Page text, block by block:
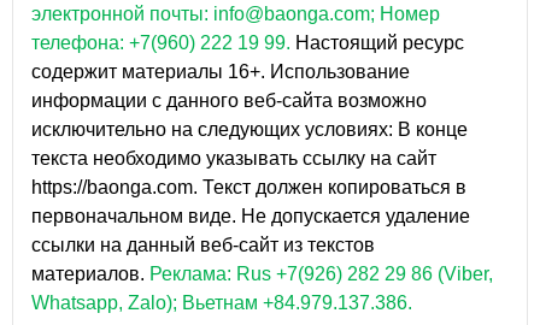
электронной почты: info@baonga.com; Номер
телефона: +7(960) 222 19 99. Настоящий ресурс
содержит материалы 16+. Использование
информации с данного веб-сайта возможно
исключительно на следующих условиях: В конце
текста необходимо указывать ссылку на сайт
https://baonga.com. Текст должен копироваться в
первоначальном виде. Не допускается удаление
ссылки на данный веб-сайт из текстов
материалов. Реклама: Rus +7(926) 282 29 86 (Viber,
Whatsapp, Zalo); Вьетнам +84.979.137.386.